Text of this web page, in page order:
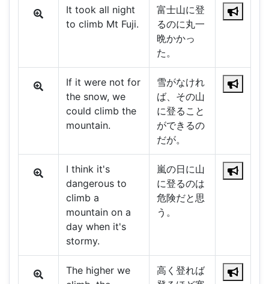
It took all night
to climb Mt Fuji.
富士山に登
るのに丸一
晩かかっ
た。
If it were not for
the snow, we
could climb the
mountain.
雪がなけれ
ば、その山
に登ること
ができるの
だが。
I think it's
dangerous to
climb a
mountain on a
day when it's
stormy.
嵐の日に山
に登るのは
危険だと思
う。
The higher we
高く登れば